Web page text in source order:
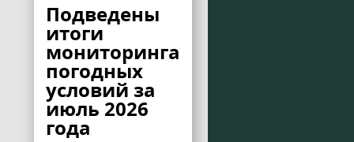
Подведены
итоги
мониторинга
погодных
условий за
июль 2026
года